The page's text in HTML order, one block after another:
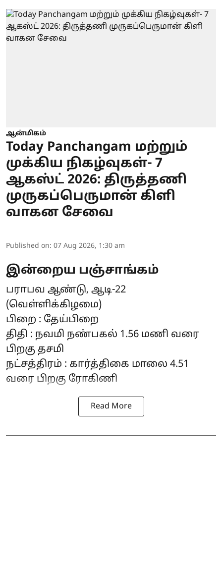
ஆன்மிகம்
Today Panchangam மற்றும்
முக்கிய நிகழ்வுகள்- 7
ஆகஸ்ட் 2026: திருத்தணி
முருகப்பெருமான் கிளி
வாகன சேவை
Published on: 07 Aug 2026, 1:30 am
இன்றைய பஞ்சாங்கம்
பராபவ ஆண்டு, ஆடி-22
(வெள்ளிக்கிழமை)
பிறை : தேய்பிறை
திதி : நவமி நண்பகல் 1.56 மணி வரை
பிறகு தசமி
நட்சத்திரம் : கார்த்திகை மாலை 4.51
வரை பிறகு ரோகிணி
Read More